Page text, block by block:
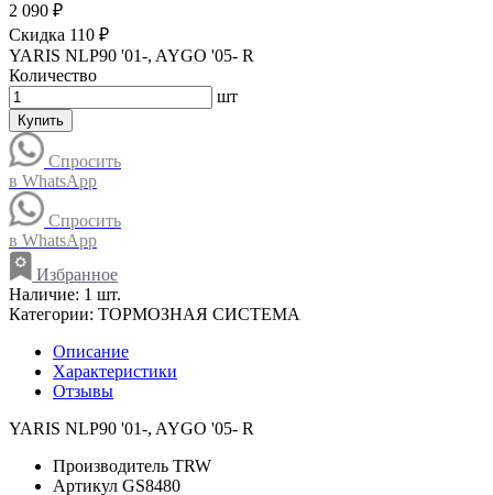
2 090 ₽
Скидка 110 ₽
YARIS NLP90 '01-, AYGO '05- R
Количество
шт
Купить
Спросить
в WhatsApp
Спросить
в WhatsApp
Избранное
Наличие: 1 шт.
Категории: ТОРМОЗНАЯ СИСТЕМА
Описание
Характеристики
Отзывы
YARIS NLP90 '01-, AYGO '05- R
Производитель TRW
Артикул GS8480